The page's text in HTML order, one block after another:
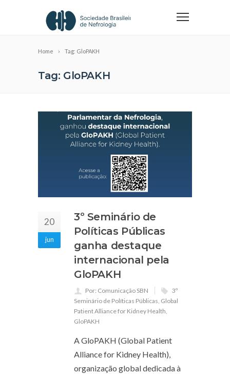
Home Tag: GloPAKH
Tag: GloPAKH
20
jun
3º Seminário de
Políticas Públicas
ganha destaque
internacional pela
GloPAKH
Por: Comunicação SBN
3º
Seminário de Políticas Públicas Global
Patient Alliance for Kidney Health
GloPAKH
A GloPAKH (Global Patient
Alliance for Kidney Health),
organização global dedicada à